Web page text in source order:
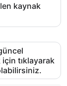
kaynak
tıklayarak